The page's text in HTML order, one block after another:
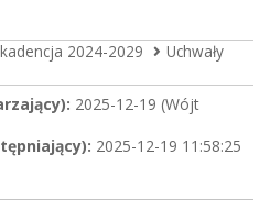
kadencja 2024-2029
Uchwały
2025-12-19 (Wójt
2025-12-19 11:58:25